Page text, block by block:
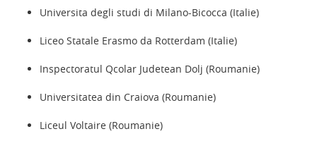
Universita degli studi di Milano-Bicocca (Italie)
Liceo Statale Erasmo da Rotterdam (Italie)
Inspectoratul Qcolar Judetean Dolj (Roumanie)
Universitatea din Craiova (Roumanie)
Liceul Voltaire (Roumanie)